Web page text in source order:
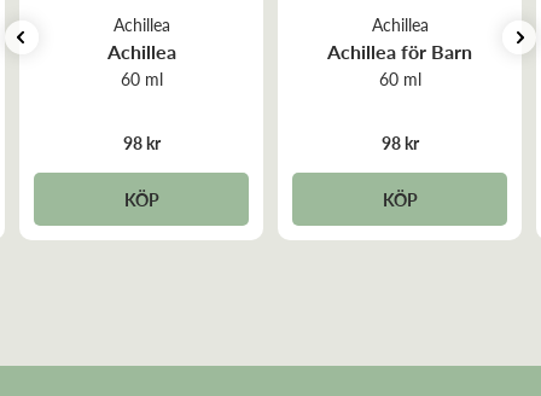
Achillea
Achillea
60 ml
98 kr
KÖP
Achillea
Achillea för Barn
60 ml
98 kr
KÖP